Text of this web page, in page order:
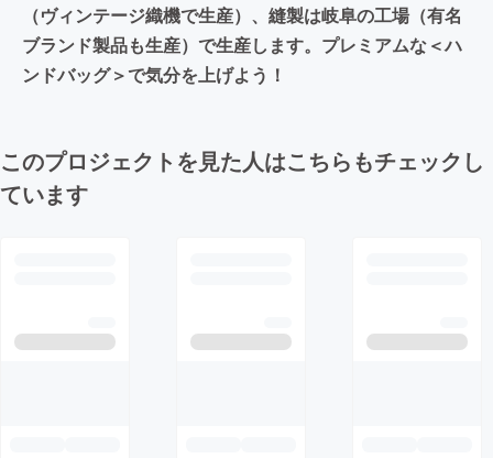
（ヴィンテージ織機で生産）、縫製は岐阜の工場（有名
ブランド製品も生産）で生産します。プレミアムな＜ハ
ンドバッグ＞で気分を上げよう！
このプロジェクトを見た人はこちらもチェックし
ています